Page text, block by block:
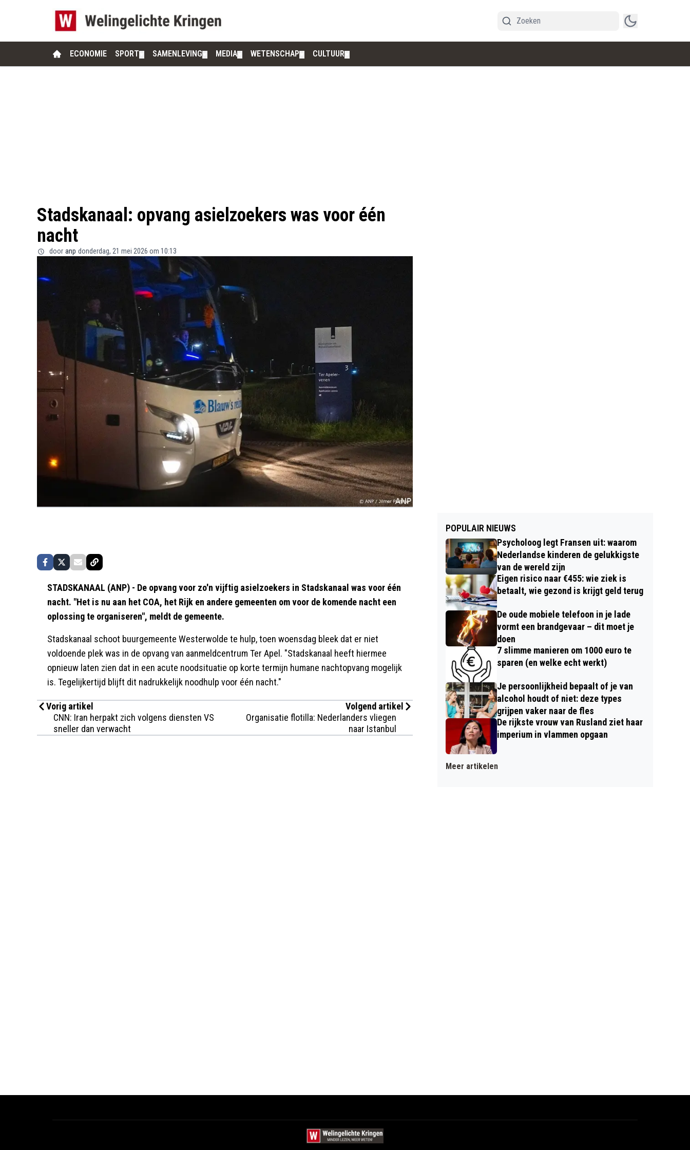
ECONOMIE SPORT SAMENLEVING MEDIA WETENSCHAP CULTUUR
Stadskanaal: opvang asielzoekers was voor één
nacht
door anp donderdag, 21 mei 2026 om 10:13
STADSKANAAL (ANP) - De opvang voor zo'n vijftig asielzoekers in Stadskanaal was voor één
nacht. "Het is nu aan het COA, het Rijk en andere gemeenten om voor de komende nacht een
oplossing te organiseren", meldt de gemeente.
Stadskanaal schoot buurgemeente Westerwolde te hulp, toen woensdag bleek dat er niet
voldoende plek was in de opvang van aanmeldcentrum Ter Apel. "Stadskanaal heeft hiermee
opnieuw laten zien dat in een acute noodsituatie op korte termijn humane nachtopvang mogelijk
is. Tegelijkertijd blijft dit nadrukkelijk noodhulp voor één nacht."
Vorig artikel
CNN: Iran herpakt zich volgens diensten VS
sneller dan verwacht
Volgend artikel
Organisatie flotilla: Nederlanders vliegen
naar Istanbul
POPULAIR NIEUWS
Psycholoog legt Fransen uit: waarom
Nederlandse kinderen de gelukkigste
van de wereld zijn
Eigen risico naar €455: wie ziek is
betaalt, wie gezond is krijgt geld terug
De oude mobiele telefoon in je lade
vormt een brandgevaar – dit moet je
doen
7 slimme manieren om 1000 euro te
sparen (en welke echt werkt)
Je persoonlijkheid bepaalt of je van
alcohol houdt of niet: deze types
grijpen vaker naar de fles
De rijkste vrouw van Rusland ziet haar
imperium in vlammen opgaan
Meer artikelen